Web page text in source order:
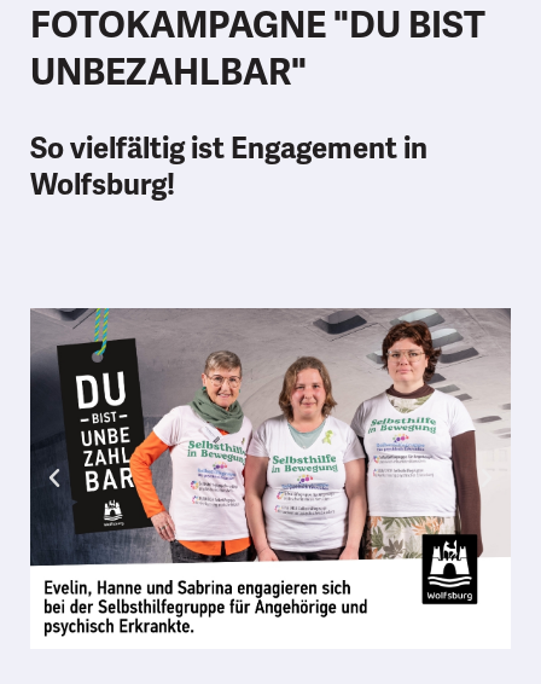
FOTOKAMPAGNE "DU BIST
UNBEZAHLBAR"
So vielfältig ist Engagement in
Wolfsburg!